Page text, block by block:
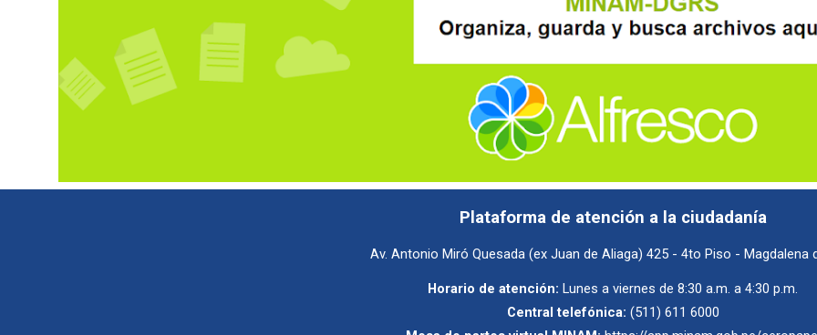
Plataforma de atención a la ciudadanía
Av. Antonio Miró Quesada (ex Juan de Aliaga) 425 - 4to Piso - Magdalena
Horario de atención: Lunes a viernes de 8:30 a.m. a 4:30 p.m.
Central telefónica: (511) 611 6000